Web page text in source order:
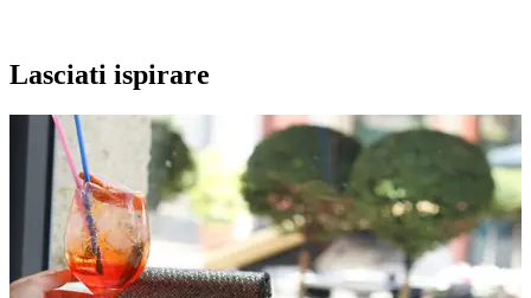
Lasciati ispirare